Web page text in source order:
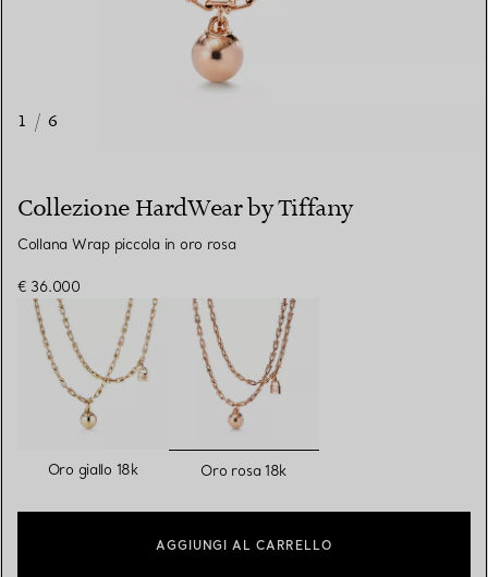
1 / 6
Collezione HardWear by Tiffany
Collana Wrap piccola in oro rosa
€ 36.000
Oro giallo 18k selezionato/i
Oro rosa 18k
AGGIUNGI AL CARRELLO